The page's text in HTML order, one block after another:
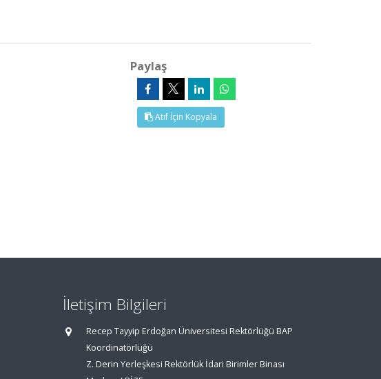
Paylaş
Atıf İçin Kopyala
İletişim Bilgileri
Recep Tayyip Erdoğan Üniversitesi Rektörlüğü BAP
Koordinatörlüğü
Z. Derin Yerleşkesi Rektörlük İdari Birimler Binası